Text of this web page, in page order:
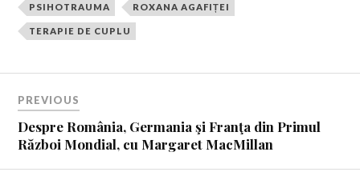
PSIHOTRAUMA ROXANA AGAFIȚEI
TERAPIE DE CUPLU
PREVIOUS
Despre România, Germania şi Franţa din Primul
Război Mondial, cu Margaret MacMillan